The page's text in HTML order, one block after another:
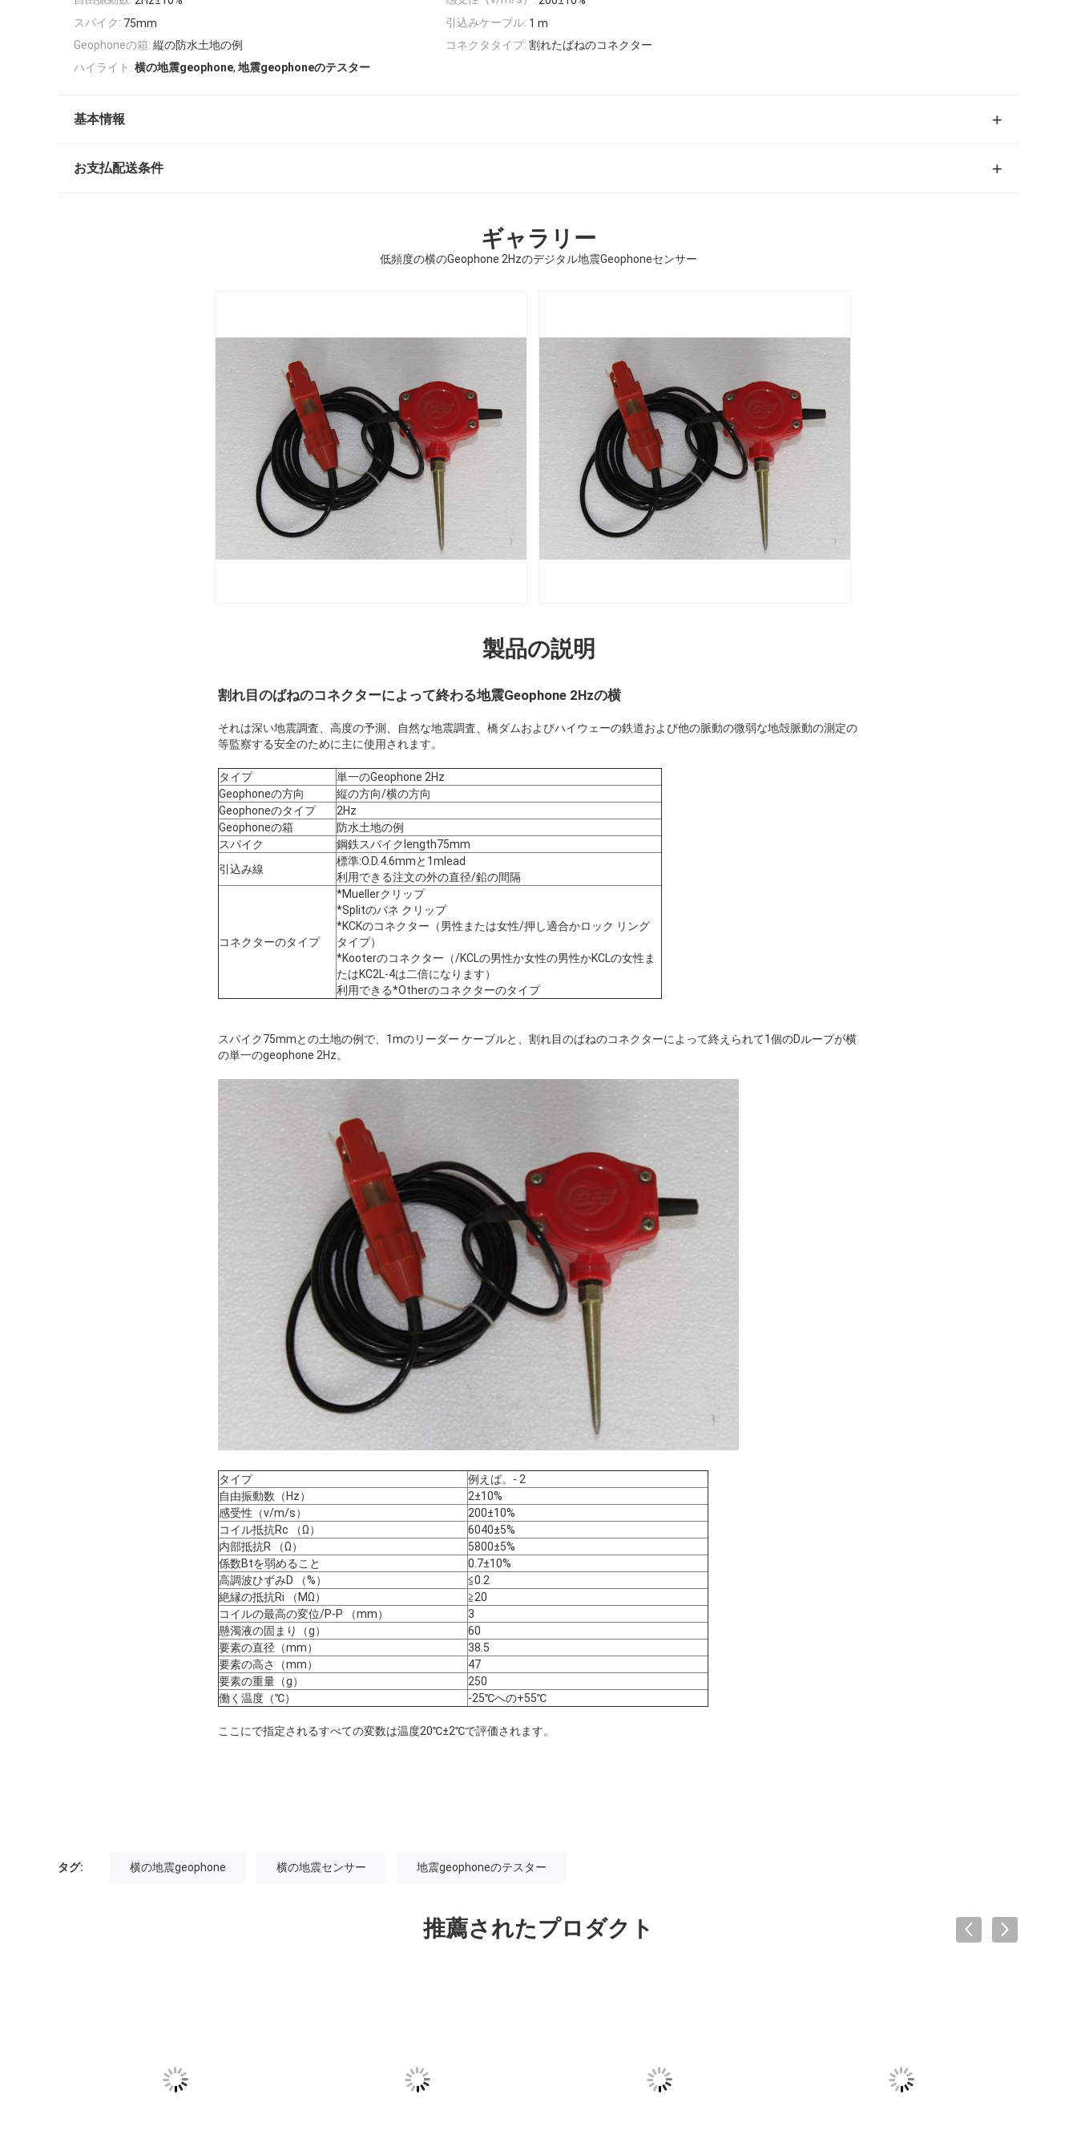
スパイク: 75mm 引込みケーブル: 1 m
Geophoneの箱: 縦の防水土地の例 コネクタタイプ: 割れたばねのコネクター
ハイライト: 横の地震geophone, 地震geophoneのテスター
基本情報
お支払配送条件
ギャラリー
低頻度の横のGeophone 2Hzのデジタル地震Geophoneセンサー
製品の説明
割れ目のばねのコネクターによって終わる地震Geophone 2Hzの横
それは深い地震調査、高度の予測、自然な地震調査、橋ダムおよびハイウェーの鉄道および他の脈動の微弱な地殻脈動の測定の
等監察する安全のために主に使用されます。
タイプ
単一のGeophone 2Hz
Geophoneの方向
縦の方向/横の方向
Geophoneのタイプ
2Hz
Geophoneの箱
防水土地の例
スパイク
鋼鉄スパイクlength75mm
引込み線
標準:O.D.4.6mmと1mlead
利用できる注文の外の直径/鉛の間隔
コネクターのタイプ
*Muellerクリップ
*Splitのバネ クリップ
*KCKのコネクター（男性または女性/押し適合かロック リング
タイプ）
*Kooterのコネクター（/KCLの男性か女性の男性かKCLの女性ま
たはKC2L-4は二倍になります）
利用できる*Otherのコネクターのタイプ
スパイク75mmとの土地の例で、1mのリーダー ケーブルと、割れ目のばねのコネクターによって終えられて1個のDループが横
の単一のgeophone 2Hz。
タイプ
例えば。- 2
自由振動数（Hz）
2±10%
感受性（v/m/s）
200±10%
コイル抵抗Rc （Ω）
6040±5%
内部抵抗R （Ω）
5800±5%
係数Btを弱めること
0.7±10%
高調波ひずみD （%）
≦0.2
絶縁の抵抗Ri （MΩ）
≧20
コイルの最高の変位/P-P （mm）
3
懸濁液の固まり（g）
60
要素の直径（mm）
38.5
要素の高さ（mm）
47
要素の重量（g）
250
働く温度（℃）
-25℃への+55℃
ここにで指定されるすべての変数は温度20℃±2℃で評価されます。
タグ: 横の地震geophone 横の地震センサー 地震geophoneのテスター
推薦されたプロダクト